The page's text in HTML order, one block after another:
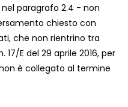
paragrafo 2.4 - non
chiesto con
che non rientrino tra
E del 29 aprile 2016, per
è collegato al termine